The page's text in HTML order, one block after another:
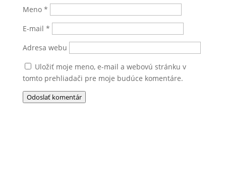
Meno *
E-mail *
Adresa webu
Uložiť moje meno, e-mail a webovú stránku v
tomto prehliadači pre moje budúce komentáre.
Odoslať komentár